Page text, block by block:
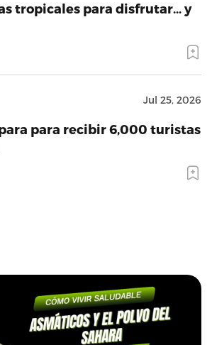
tropicales para disfrutar… y
Jul 25, 2026
para recibir 6,000 turistas